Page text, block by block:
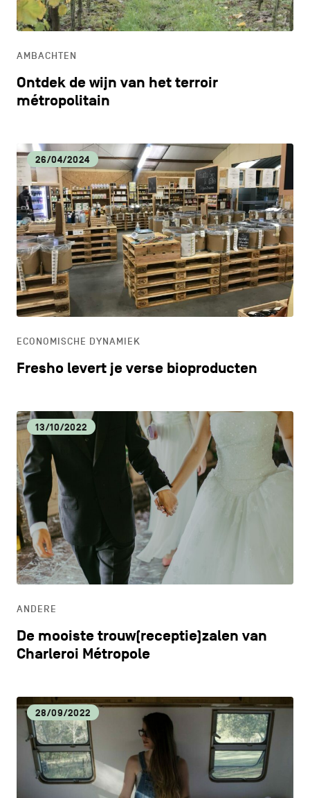
ONDERWIJS
ONTDEKKEN
AMBACHTEN
Ontdek de wijn van het terroir
métropolitain
26/04/2024
ECONOMISCHE DYNAMIEK
Fresho levert je verse bioproducten
13/10/2022
ANDERE
De mooiste trouw(receptie)zalen van
Charleroi Métropole
28/09/2022